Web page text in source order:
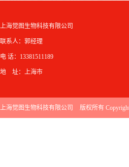
上海觉图生物科技有限公司
联系人：郭经理
电 话：13381511189
地 址：上海市
上海觉图生物科技有限公司 版权所有